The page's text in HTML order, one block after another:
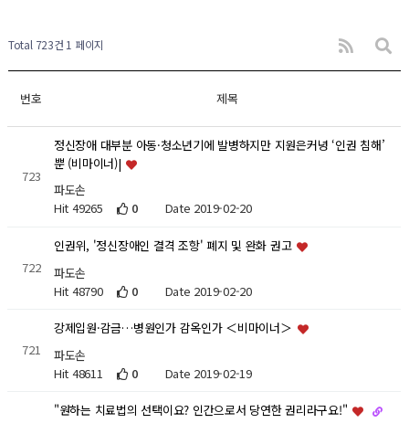
Total 723건 1 페이지
번호 제목
723
정신장애 대부분 아동·청소년기에 발병하지만 지원은커녕 ‘인권 침해’
뿐 (비마이너)|
파도손
Hit 49265
0 Date 2019-02-20
722
인권위, '정신장애인 결격 조항' 폐지 및 완화 권고
파도손
Hit 48790
0 Date 2019-02-20
721
강제입원·감금…병원인가 감옥인가 ＜비마이너＞
파도손
Hit 48611
0 Date 2019-02-19
"원하는 치료법의 선택이요? 인간으로서 당연한 권리라구요!"